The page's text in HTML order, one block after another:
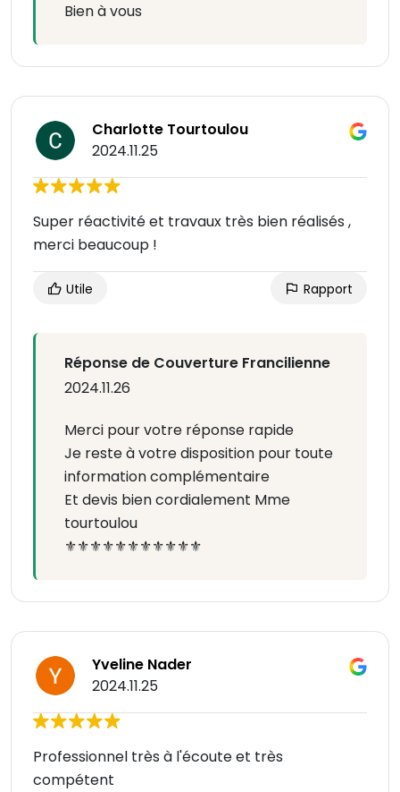
Bien à vous
Charlotte Tourtoulou
2024.11.25
Super réactivité et travaux très bien réalisés ,
merci beaucoup !
Utile Rapport
Réponse de Couverture Francilienne
2024.11.26
Merci pour votre réponse rapide
Je reste à votre disposition pour toute
information complémentaire
Et devis bien cordialement Mme
tourtoulou
⚜️⚜️⚜️⚜️⚜️⚜️⚜️⚜️⚜️⚜️⚜️
Yveline Nader
2024.11.25
Professionnel très à l'écoute et très
compétent